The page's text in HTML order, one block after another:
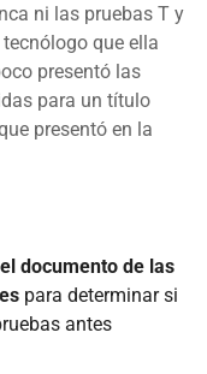
ni las pruebas T y
que ella
presentó las
para un título
presentó en la
el documento de las
para determinar si
antes